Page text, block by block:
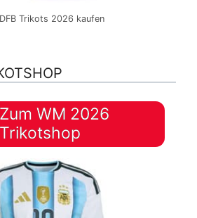
Trikots 2026 kaufen
Zum WM 2026
Trikotshop